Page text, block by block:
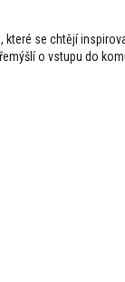
se chtějí
o vstupu do